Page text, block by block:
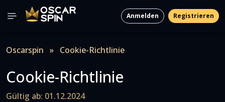
Anmelden Registrieren
Oscarspin » Cookie-Richtlinie
Cookie-Richtlinie
Gültig ab: 01.12.2024